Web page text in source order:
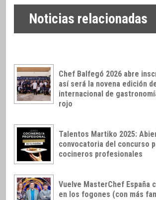
Noticias relacionadas
Chef Balfegó 2026 abre
así será la novena edición
internacional de
rojo
Talentos Martiko 2025:
convocatoria del concurso
cocineros profesionales
Vuelve MasterChef España
en los fogones (con más